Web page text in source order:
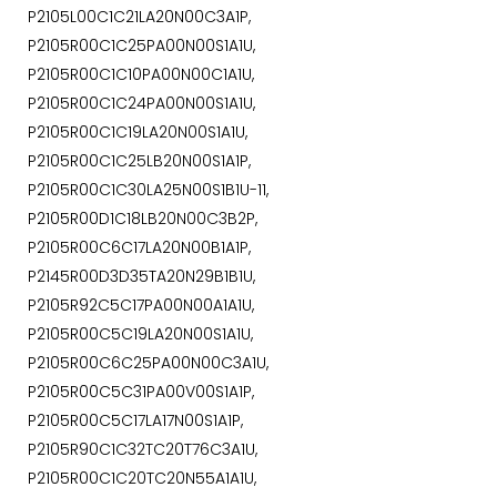
P2105L00C1C21LA20N00C3A1P,
P2105R00C1C25PA00N00S1A1U,
P2105R00C1C10PA00N00C1A1U,
P2105R00C1C24PA00N00S1A1U,
P2105R00C1C19LA20N00S1A1U,
P2105R00C1C25LB20N00S1A1P,
P2105R00C1C30LA25N00S1B1U-11,
P2105R00D1C18LB20N00C3B2P,
P2105R00C6C17LA20N00B1A1P,
P2145R00D3D35TA20N29B1B1U,
P2105R92C5C17PA00N00A1A1U,
P2105R00C5C19LA20N00S1A1U,
P2105R00C6C25PA00N00C3A1U,
P2105R00C5C31PA00V00S1A1P,
P2105R00C5C17LA17N00S1A1P,
P2105R90C1C32TC20T76C3A1U,
P2105R00C1C20TC20N55A1A1U,